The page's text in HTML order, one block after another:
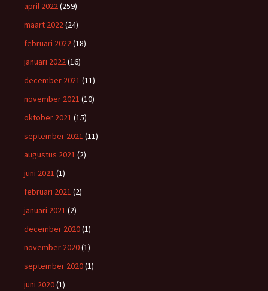
april 2022(259)
maart 2022(24)
februari 2022(18)
januari 2022(16)
december 2021 (11)
november 2021 (10)
oktober 2021 (15)
september 2021 (11)
augustus 2021 (2)
juni 2021 (1)
februari 2021 (2)
januari 2021 (2)
december 2020(1)
november 2020(1)
september 2020(1)
juni 2020(1)